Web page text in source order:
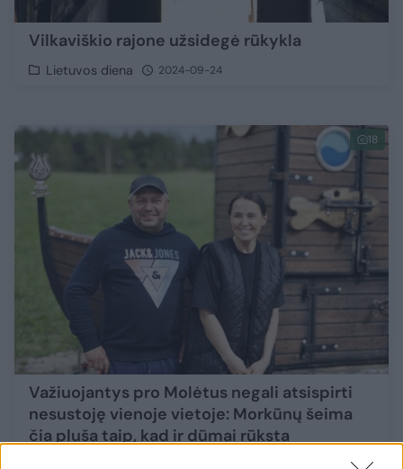
Vilkaviškio rajone užsidegė rūkykla
Lietuvos diena 2024-09-24
18
Važiuojantys pro Molėtus negali atsispirti
nesustoję vienoje vietoje: Morkūnų šeima
čia pluša taip, kad ir dūmai rūksta